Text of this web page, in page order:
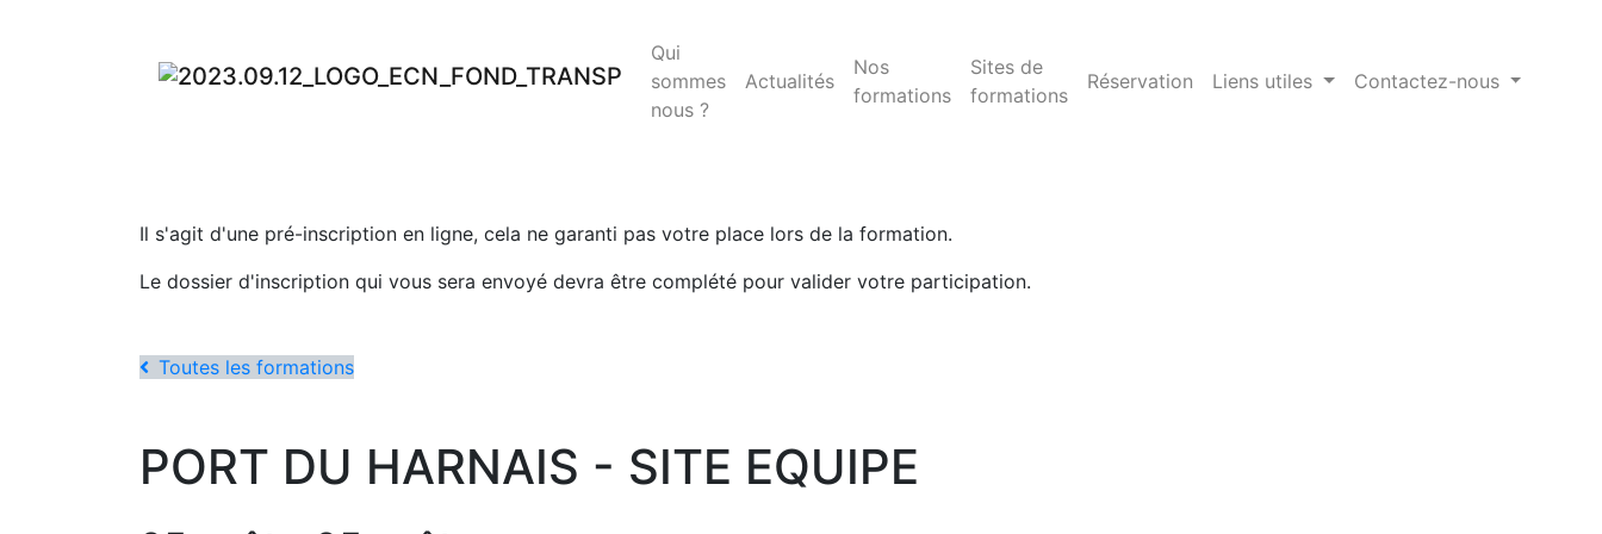
Qui
sommes
nous ?
Actualités
Nos
formations
Sites de
formations
Réservation Liens utiles Contactez-nous
Il s'agit d'une pré-inscription en ligne, cela ne garanti pas votre place lors de la formation.
Le dossier d'inscription qui vous sera envoyé devra être complété pour valider votre participation.
Toutes les formations
PORT DU HARNAIS - SITE EQUIPE